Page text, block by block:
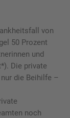
von
50 Prozent
und
Die private
die Beihilfe –
noch